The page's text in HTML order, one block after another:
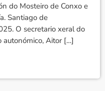
do Mosteiro de Conxo e
Santiago de
O secretario xeral do
autonómico, Aitor […]